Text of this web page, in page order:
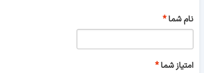
نام شما
امتیاز شما